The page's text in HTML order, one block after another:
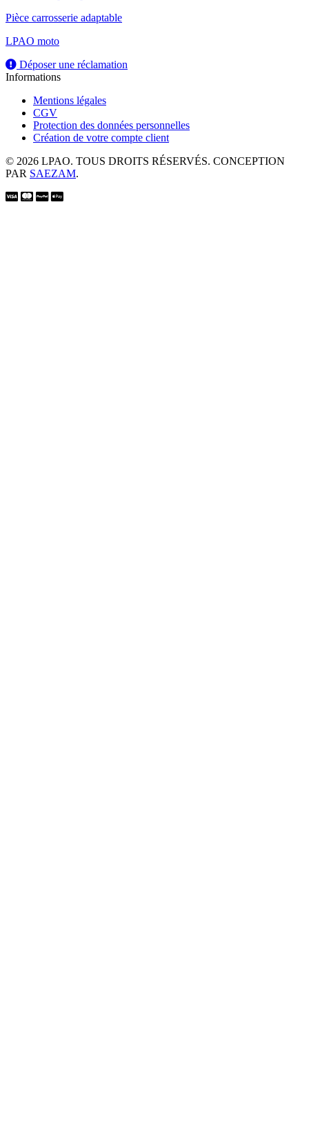
Pièce carrosserie adaptable
LPAO moto
Déposer une réclamation
Informations
Mentions légales
CGV
Protection des données personnelles
Création de votre compte client
© 2026 LPAO. TOUS DROITS RÉSERVÉS. CONCEPTION
PAR SAEZAM.